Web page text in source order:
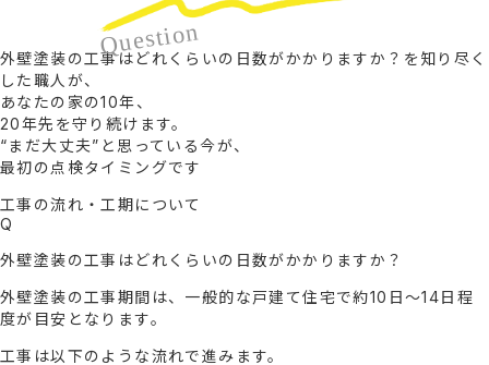
Question
外壁塗装の工事はどれくらいの日数がかかりますか？を知り尽く
した職人が、
あなたの家の10年、
20年先を守り続けます。
“まだ大丈夫”と思っている今が、
最初の点検タイミングです
工事の流れ・工期について
Q
外壁塗装の工事はどれくらいの日数がかかりますか？
外壁塗装の工事期間は、一般的な戸建て住宅で約10日〜14日程
度が目安となります。
工事は以下のような流れで進みます。